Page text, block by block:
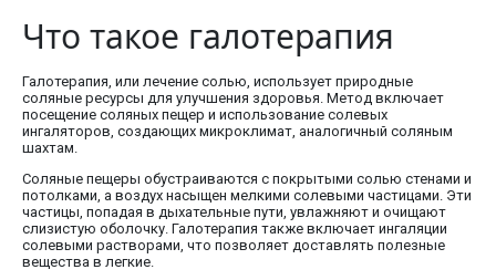
Что такое галотерапия
Галотерапия, или лечение солью, использует природные
соляные ресурсы для улучшения здоровья. Метод включает
посещение соляных пещер и использование солевых
ингаляторов, создающих микроклимат, аналогичный соляным
шахтам.
Соляные пещеры обустраиваются с покрытыми солью стенами и
потолками, а воздух насыщен мелкими солевыми частицами. Эти
частицы, попадая в дыхательные пути, увлажняют и очищают
слизистую оболочку. Галотерапия также включает ингаляции
солевыми растворами, что позволяет доставлять полезные
вещества в легкие.